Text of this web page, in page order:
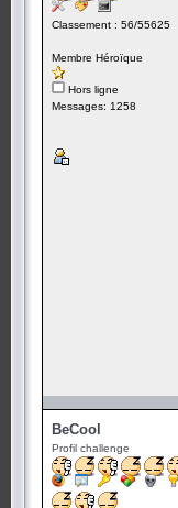
Classement : 56/55625
Membre Héroïque
Hors ligne
Messages: 1258
BeCool
Profil challenge